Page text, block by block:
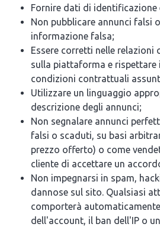
Fornire dati di
Non pubblicare annunci falsi
informazione falsa;
Essere corretti nelle relazioni
sulla piattaforma e rispettare
condizioni contrattuali
Utilizzare un linguaggio
descrizione degli annunci;
Non segnalare annunci
falsi o scaduti, su basi
prezzo offerto) o come
cliente di accettare un
Non impegnarsi in spam,
dannose sul sito. Qualsiasi
comporterà
dell'account, il ban dell'IP o